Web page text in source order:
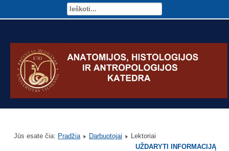
Jūs esate čia: Pradžia Darbuotojai Lektoriai
UŽDARYTI INFORMACIJĄ